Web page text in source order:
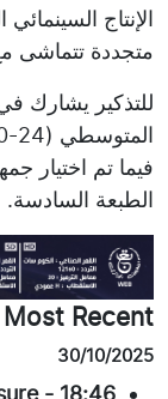
الإنتاج
متجددة تتماشى
للتذكير يشارك
فيما تم اختيار
الطبعة السادسة.
Most Recent
30/10/2025
18:46
-